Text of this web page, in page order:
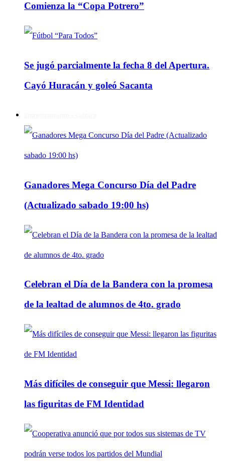
Comienza la “Copa Potrero”
Se jugó parcialmente la fecha 8 del Apertura.
Cayó Huracán y goleó Sacanta
Ganadores Mega Concurso Día del Padre
(Actualizado sabado 19:00 hs)
Celebran el Día de la Bandera con la promesa
de la lealtad de alumnos de 4to. grado
Más difíciles de conseguir que Messi: llegaron
las figuritas de FM Identidad